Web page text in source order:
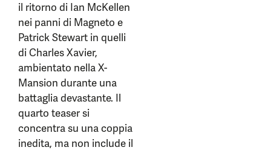
il ritorno di Ian McKellen
nei panni di Magneto e
Patrick Stewart in quelli
di Charles Xavier,
ambientato nella X-
Mansion durante una
battaglia devastante. Il
quarto teaser si
concentra su una coppia
inedita, ma non include il